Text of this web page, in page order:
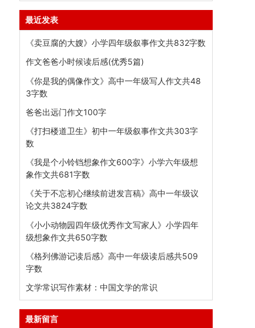
最近发表
《卖豆腐的大嫂》小学四年级叙事作文共832字数
作文爸爸小时候读后感(优秀5篇)
《你是我的偶像作文》高中一年级写人作文共48
3字数
爸爸出远门作文100字
《打扫楼道卫生》初中一年级叙事作文共303字
数
《我是个小铃铛想象作文600字》小学六年级想
象作文共681字数
《关于不忘初心继续前进发言稿》高中一年级议
论文共3824字数
《小小动物园四年级优秀作文写家人》小学四年
级想象作文共650字数
《格列佛游记读后感》高中一年级读后感共509
字数
文学常识写作素材：中国文学的常识
最新留言